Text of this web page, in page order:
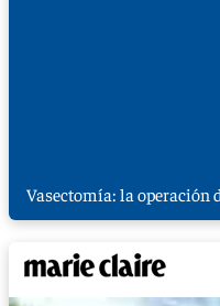
Vasectomía: la operación